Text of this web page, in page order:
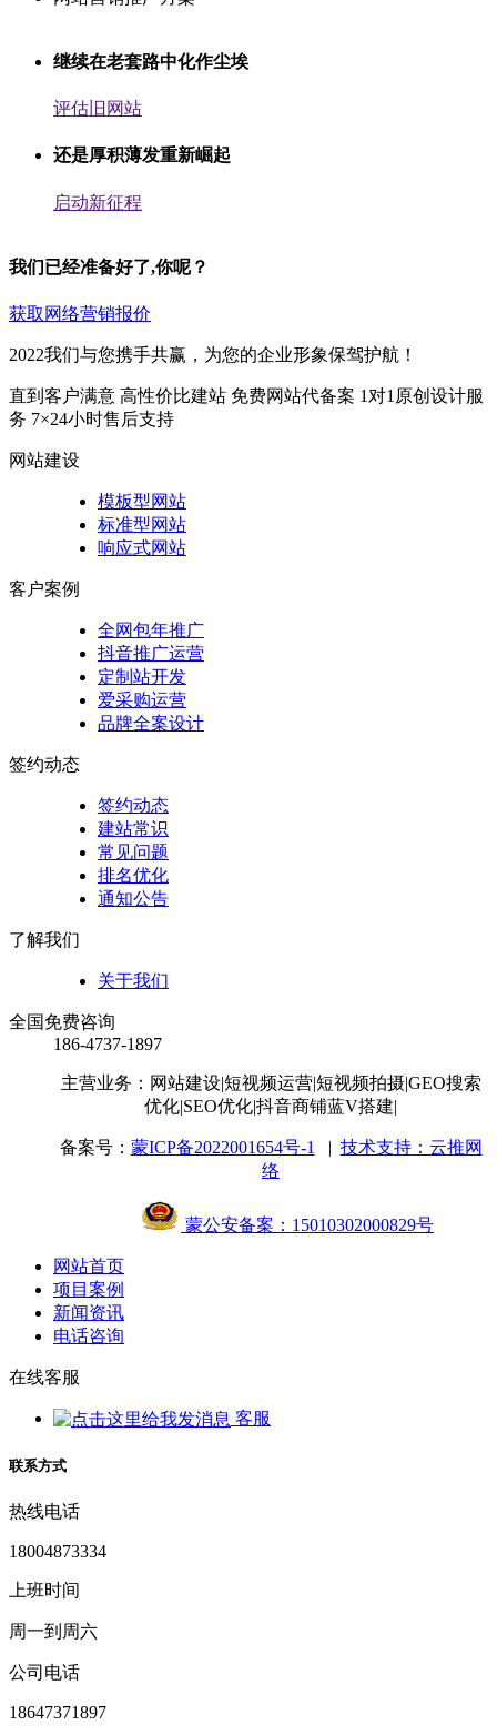
继续在老套路中化作尘埃
评估旧网站
还是厚积薄发重新崛起
启动新征程
我们已经准备好了,你呢？
获取网络营销报价
2022我们与您携手共赢，为您的企业形象保驾护航！
直到客户满意 高性价比建站 免费网站代备案 1对1原创设计服
务 7×24小时售后支持
网站建设
模板型网站
标准型网站
响应式网站
客户案例
全网包年推广
抖音推广运营
定制站开发
爱采购运营
品牌全案设计
签约动态
签约动态
建站常识
常见问题
排名优化
通知公告
了解我们
关于我们
全国免费咨询
186-4737-1897
主营业务：网站建设|短视频运营|短视频拍摄|GEO搜索
优化|SEO优化|抖音商铺蓝V搭建|
备案号： 蒙ICP备2022001654号-1 | 技术支持：云推网
络
蒙公安备案：15010302000829号
网站首页
项目案例
新闻资讯
电话咨询
在线客服
客服
联系方式
热线电话
18004873334
上班时间
周一到周六
公司电话
18647371897